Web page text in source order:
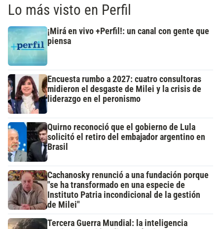
Lo más visto en Perfil
¡Mirá en vivo +Perfil!: un canal con gente que
piensa
Encuesta rumbo a 2027: cuatro consultoras
midieron el desgaste de Milei y la crisis de
liderazgo en el peronismo
Quirno reconoció que el gobierno de Lula
solicitó el retiro del embajador argentino en
Brasil
Cachanosky renunció a una fundación porque
"se ha transformado en una especie de
Instituto Patria incondicional de la gestión
de Milei"
Tercera Guerra Mundial: la inteligencia